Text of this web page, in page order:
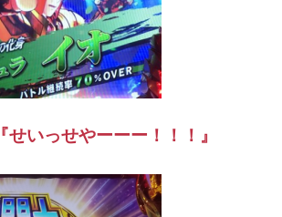
『せいっせやーーー！！！』